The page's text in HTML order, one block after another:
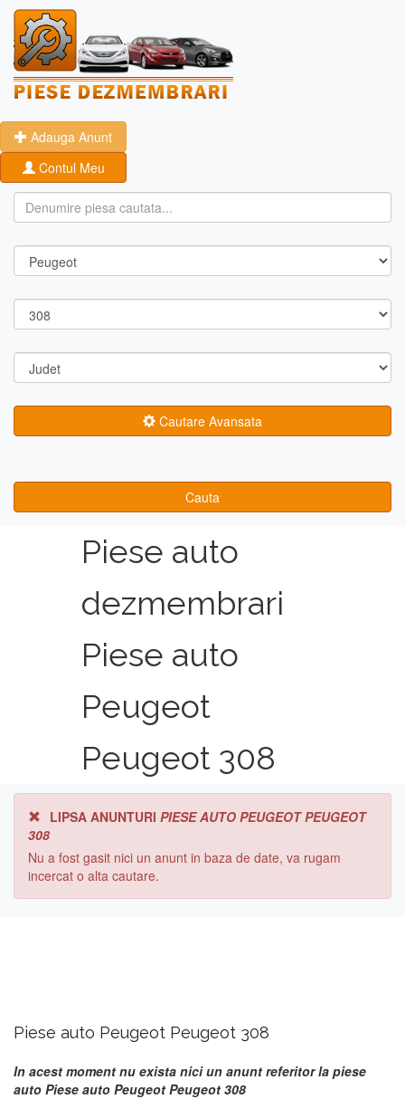
Adauga Anunt
Contul Meu
Cautare Avansata
Cauta
Piese auto
dezmembrari
Piese auto
Peugeot
Peugeot 308
LIPSA ANUNTURI PIESE AUTO PEUGEOT PEUGEOT
308
Nu a fost gasit nici un anunt in baza de date, va rugam
incercat o alta cautare.
Piese auto Peugeot Peugeot 308
In acest moment nu exista nici un anunt referitor la piese
auto Piese auto Peugeot Peugeot 308